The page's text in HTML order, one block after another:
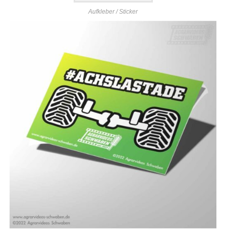
Aufkleber / Sticker